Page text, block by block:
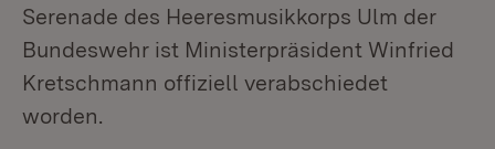
Serenade des Heeresmusikkorps Ulm der
Bundeswehr ist Ministerpräsident Winfried
Kretschmann offiziell verabschiedet
worden.